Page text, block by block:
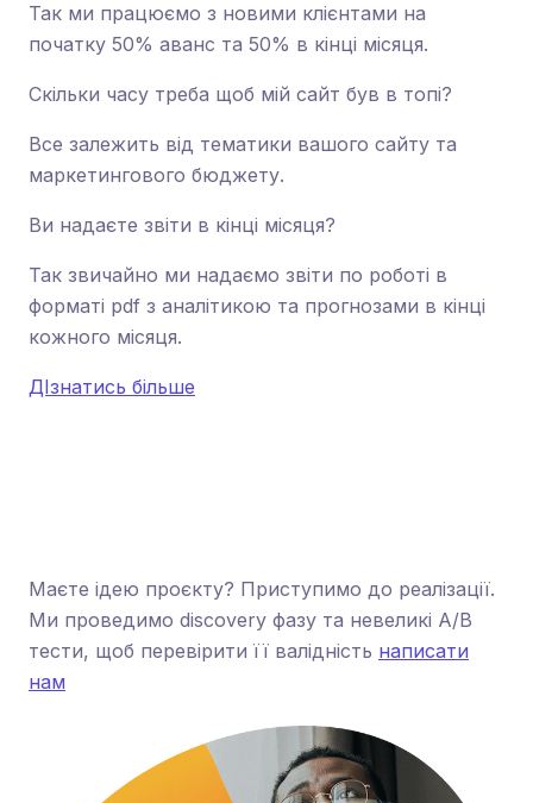
Так ми працюємо з новими клієнтами на
початку 50% аванс та 50% в кінці місяця.
Скільки часу треба щоб мій сайт був в топі?
Все залежить від тематики вашого сайту та
маркетингового бюджету.
Ви надаєте звіти в кінці місяця?
Так звичайно ми надаємо звіти по роботі в
форматі pdf з аналітикою та прогнозами в кінці
кожного місяця.
ДІзнатись більше
Маєте ідею проєкту? Приступимо до реалізації.
Ми проведимо discovery фазу та невеликі А/B
тести, щоб перевірити її валідність написати
нам